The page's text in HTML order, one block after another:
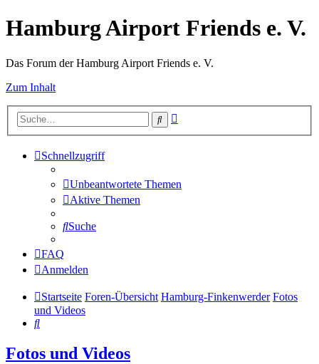
Hamburg Airport Friends e. V.
Das Forum der Hamburg Airport Friends e. V.
Zum Inhalt
Suche
Schnellzugriff
Unbeantwortete Themen
Aktive Themen
Suche
FAQ
Anmelden
Startseite Foren-Übersicht Hamburg-Finkenwerder Fotos
und Videos
Suche
Fotos und Videos